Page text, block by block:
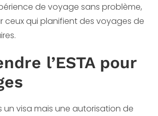
de voyage sans problème,
ceux qui planifient des voyages de
l’ESTA pour
un visa mais une autorisation de